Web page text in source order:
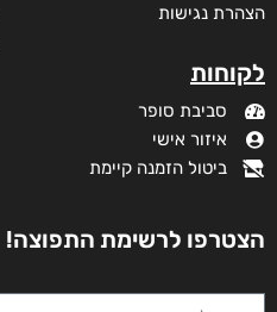
הצהרת נגישות
לקוחות
סביבת סופר
איזור אישי
ביטול הזמנה קיימת
הצטרפו לרשימת התפוצה!